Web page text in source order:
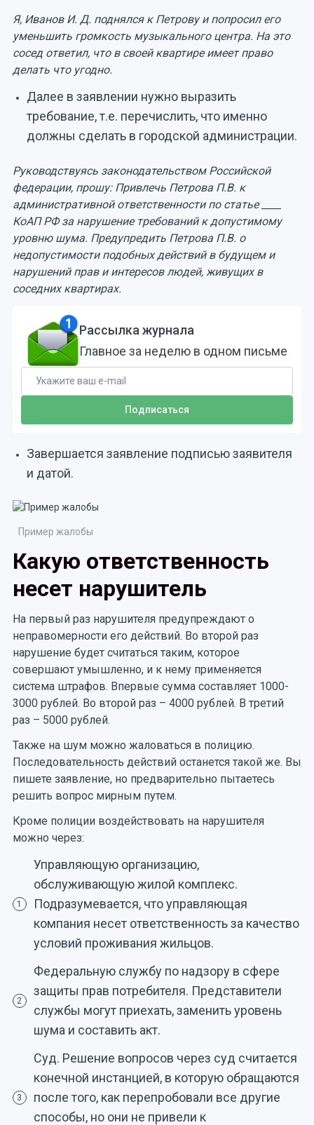
Я, Иванов И. Д. поднялся к Петрову и попросил его
уменьшить громкость музыкального центра. На это
сосед ответил, что в своей квартире имеет право
делать что угодно.
Далее в заявлении нужно выразить
требование, т.е. перечислить, что именно
должны сделать в городской администрации.
Руководствуясь законодательством Российской
федерации, прошу: Привлечь Петрова П.В. к
административной ответственности по статье ____
КоАП РФ за нарушение требований к допустимому
уровню шума. Предупредить Петрова П.В. о
недопустимости подобных действий в будущем и
нарушений прав и интересов людей, живущих в
соседних квартирах.
Рассылка журнала
Главное за неделю в одном письме
Завершается заявление подписью заявителя
и датой.
Пример жалобы
Какую ответственность
несет нарушитель
На первый раз нарушителя предупреждают о
неправомерности его действий. Во второй раз
нарушение будет считаться таким, которое
совершают умышленно, и к нему применяется
система штрафов. Впервые сумма составляет 1000-
3000 рублей. Во второй раз – 4000 рублей. В третий
раз – 5000 рублей.
Также на шум можно жаловаться в полицию.
Последовательность действий останется такой же. Вы
пишете заявление, но предварительно пытаетесь
решить вопрос мирным путем.
Кроме полиции воздействовать на нарушителя
можно через:
1
Управляющую организацию,
обслуживающую жилой комплекс.
Подразумевается, что управляющая
компания несет ответственность за качество
условий проживания жильцов.
2
Федеральную службу по надзору в сфере
защиты прав потребителя. Представители
службы могут приехать, заменить уровень
шума и составить акт.
3
Суд. Решение вопросов через суд считается
конечной инстанцией, в которую обращаются
после того, как перепробовали все другие
способы, но они не привели к